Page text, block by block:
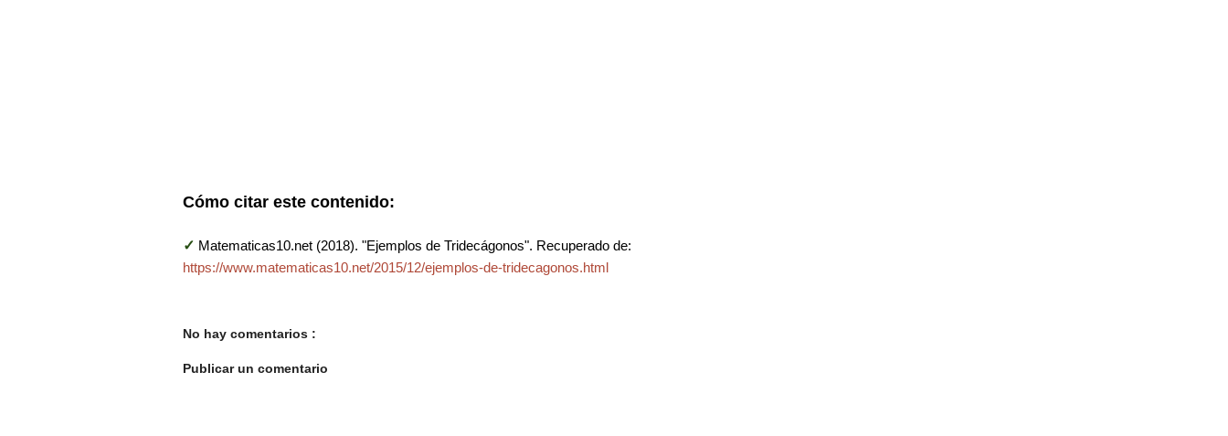
Cómo citar este contenido:
✓ Matematicas10.net (2018). "Ejemplos de Tridecágonos". Recuperado de:
https://www.matematicas10.net/2015/12/ejemplos-de-tridecagonos.html
No hay comentarios :
Publicar un comentario